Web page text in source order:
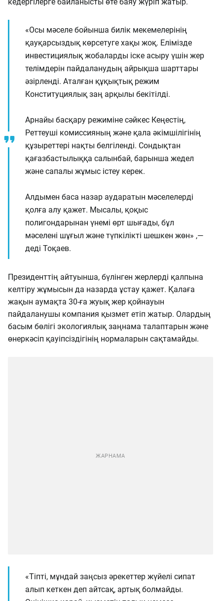
«Осы мәселе бойынша билік мекемелерінің
қауқарсыздық көрсетуге хақы жоқ. Елімізде
инвестициялық жобаларды іске асыру үшін жер
телімдерін пайдаланудың айрықша шарттары
әзірленді. Аталған құқықтық режим
Конституциялық заң арқылы бекітілді.
Арнайы басқару режиміне сәйкес Кеңестің,
Реттеуші комиссияның және қала әкімшілігінің
құзыреттері нақты белгіленді. Сондықтан
қағазбастылыққа салынбай, барынша жедел
және сапалы жұмыс істеу керек.
Алдымен баса назар аударатын мәселелерді
қолға алу қажет. Мысалы, қоқыс
полигондарынан үнемі өрт шығады, бұл
мәселені шұғыл және түпкілікті шешкен жөн» ,—
деді Тоқаев.
Президенттің айтуынша, бүлінген жерлерді қалпына
келтіру жұмысын да назарда ұстау қажет. Қалаға
жақын аумақта 30-ға жуық жер қойнауын
пайдаланушы компания қызмет етіп жатыр. Олардың
басым бөлігі экологиялық заңнама талаптарын және
өнеркәсіп қауіпсіздігінің нормаларын сақтамайды.
«Тіпті, мұндай заңсыз әрекеттер жүйелі сипат
алып кеткен деп айтсақ, артық болмайды.